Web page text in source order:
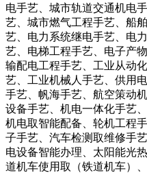
电手艺、城市轨道交通机电
艺、城市燃气工程手艺、船
艺、电力系统继电手艺、电
艺、电梯工程手艺、电子产
输配电工程手艺、工业从动
艺、工业机械人手艺、供用
手艺、帆海手艺、航空策动
设备手艺、机电一体化手艺
机电取智能配备、轮机工程
子手艺、汽车检测取维修手
电设备智能办理、太阳能光
道机车使用取（铁道机车）